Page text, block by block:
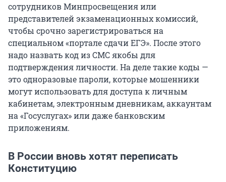
сотрудников Минпросвещения или
представителей экзаменационных комиссий,
чтобы срочно зарегистрироваться на
специальном «портале сдачи ЕГЭ». После этого
надо назвать код из СМС якобы для
подтверждения личности. На деле такие коды —
это одноразовые пароли, которые мошенники
могут использовать для доступа к личным
кабинетам, электронным дневникам, аккаунтам
на «Госуслугах» или даже банковским
приложениям.
В России вновь хотят переписать
Конституцию